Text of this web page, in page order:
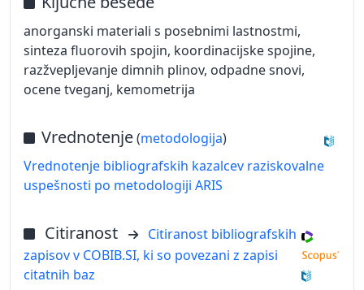
anorganski materiali s posebnimi lastnostmi,
sinteza fluorovih spojin, koordinacijske spojine,
razžvepljevanje dimnih plinov, odpadne snovi,
ocene tveganj, kemometrija
Vrednotenje(metodologija)
Vrednotenje bibliografskih kazalcev raziskovalne
uspešnosti po metodologiji ARIS
Citiranost
Citiranost bibliografskih
zapisov v COBIB.SI, ki so povezani z zapisi
citatnih baz